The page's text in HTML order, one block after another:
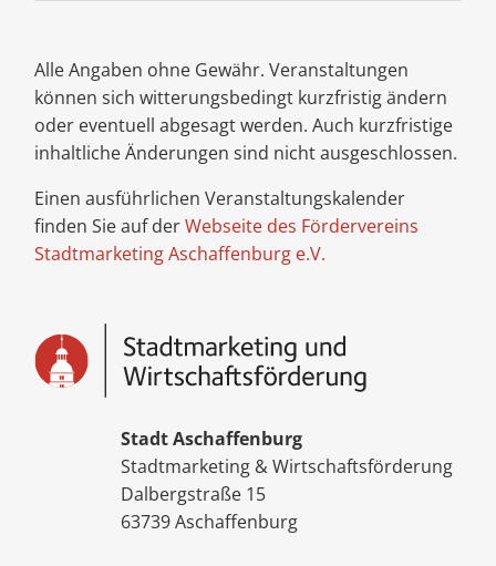
Alle Angaben ohne Gewähr. Veranstaltungen
können sich witterungsbedingt kurzfristig ändern
oder eventuell abgesagt werden. Auch kurzfristige
inhaltliche Änderungen sind nicht ausgeschlossen.
Einen ausführlichen Veranstaltungskalender
finden Sie auf derWebseite des Fördervereins
Stadtmarketing Aschaffenburg e.V.
Stadt Aschaffenburg
Stadtmarketing & Wirtschaftsförderung
Dalbergstraße 15
63739 Aschaffenburg